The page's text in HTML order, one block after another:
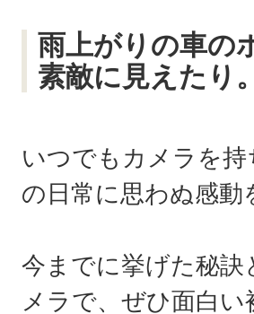
雨上がりの車の
素敵に見えたり。
いつでもカメラを
の日常に思わぬ感
今までに挙げた秘
メラで、ぜひ面白